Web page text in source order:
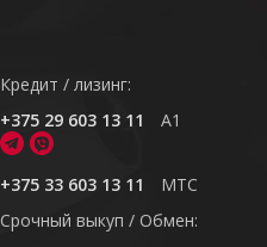
Кредит / лизинг:
+375 29 603 13 11
A1
+375 33 603 13 11
MTC
Cрочный выкуп / Обмен: